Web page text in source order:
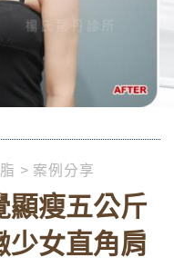
案例分享
顯瘦五公斤
少女直角肩